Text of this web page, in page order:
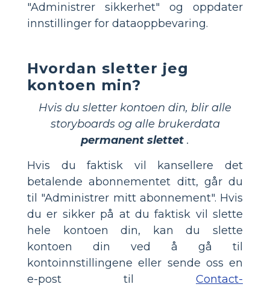
"Administrer sikkerhet" og oppdater
innstillinger for dataoppbevaring.
Hvordan sletter jeg
kontoen min?
Hvis du sletter kontoen din, blir alle
storyboards og alle brukerdata
permanent slettet .
Hvis du faktisk vil kansellere det
betalende abonnementet ditt, går du
til "Administrer mitt abonnement". Hvis
du er sikker på at du faktisk vil slette
hele kontoen din, kan du slette
kontoen din ved å gå til
kontoinnstillingene eller sende oss en
e-post til Contact-